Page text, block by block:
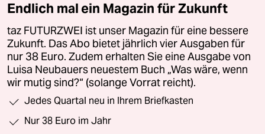
Endlich mal ein Magazin für Zukunft
taz FUTURZWEI ist unser Magazin für eine bessere
Zukunft. Das Abo bietet jährlich vier Ausgaben für
nur 38 Euro. Zudem erhalten Sie eine Ausgabe von
Luisa Neubauers neuestem Buch „Was wäre, wenn
wir mutig sind?“ (solange Vorrat reicht).
Jedes Quartal neu in Ihrem Briefkasten
Nur 38 Euro im Jahr